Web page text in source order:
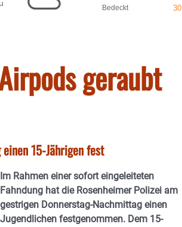
geraubt
15-Jährigen fest
Im Rahmen einer sofort eingeleiteten
Fahndung hat die Rosenheimer Polizei am
gestrigen Donnerstag-Nachmittag einen
Jugendlichen festgenommen. Dem 15-